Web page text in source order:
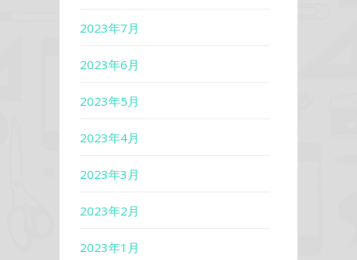
2023年7月
2023年6月
2023年5月
2023年4月
2023年3月
2023年2月
2023年1月